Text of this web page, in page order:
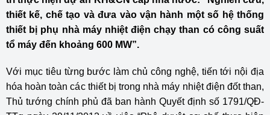
thiết kế, chế tạo và đưa vào vận hành một số hệ thống
thiết bị phụ nhà máy nhiệt điện chạy than có công suất
tổ máy đến khoảng 600 MW”.
Với mục tiêu từng bước làm chủ công nghệ, tiến tới nội địa
hóa hoàn toàn các thiết bị trong nhà máy nhiệt điện đốt than,
Thủ tướng chính phủ đã ban hành Quyết định số 1791/QĐ-